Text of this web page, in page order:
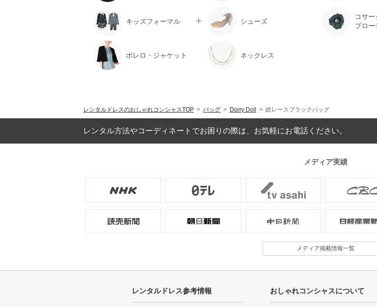
キッズフォーマル シューズ
コサー
ブロー
ボレロ・ジャケット ネックレス
レンタルドレスのおしゃれコンシャスTOP > バッグ > Dorry Doll > 総レースブラックバッグ
レンタル方法やコーディネートでお困りの際は、お気軽にお電話ください。
メディア実績
メディア掲載情報一覧
レンタルドレス参考情報 おしゃれコンシャスについて